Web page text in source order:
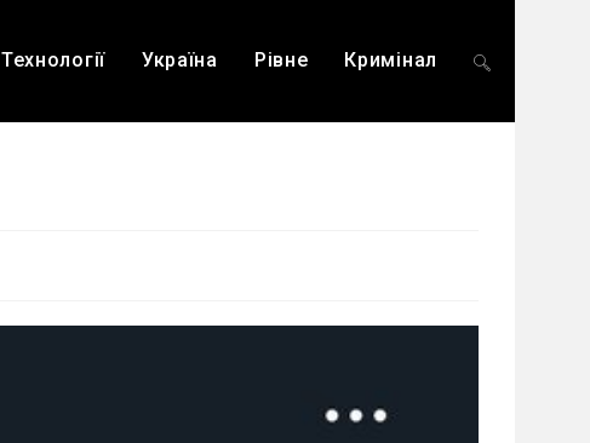
Технології Україна Рівне Кримінал Перемкнути